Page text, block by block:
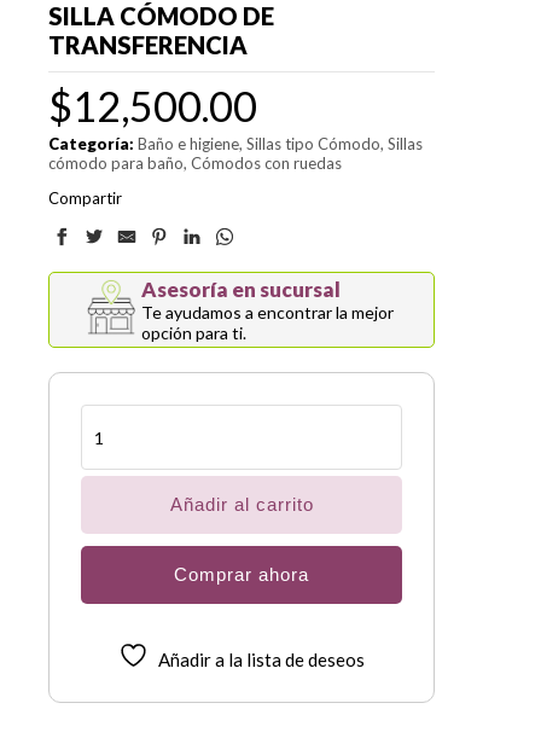
SILLA CÓMODO DE
TRANSFERENCIA
$12,500.00
Categoría: Baño e higiene Sillas tipo Cómodo Sillas
cómodo para baño Cómodos con ruedas
Compartir
Asesoría en sucursal
Te ayudamos a encontrar la mejor
opción para ti.
Silla
cómodo
transferencia
Añadir al carrito
Comprar ahora
Añadir a la lista de deseos